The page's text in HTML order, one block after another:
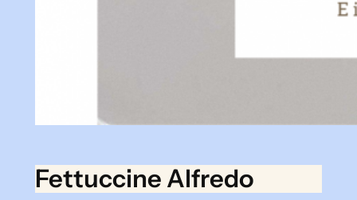
Fettuccine Alfredo